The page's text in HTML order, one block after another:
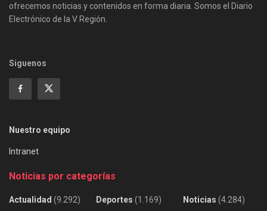
ofrecemos noticias y contenidos en forma diaria. Somos el Diario
Electrónico de la V Región.
Siguenos
Nuestro equipo
Intranet
Noticias por categorías
Actualidad (9.292)
Deportes (1.169)
Noticias (4.284)